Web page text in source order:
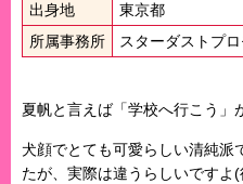
出身地
東京都
所属事務所
スターダストプ
夏帆と言えば「学校へ行こう」
犬顔でとても可愛らしい清純派
たが、実際は違うらしいですよ(